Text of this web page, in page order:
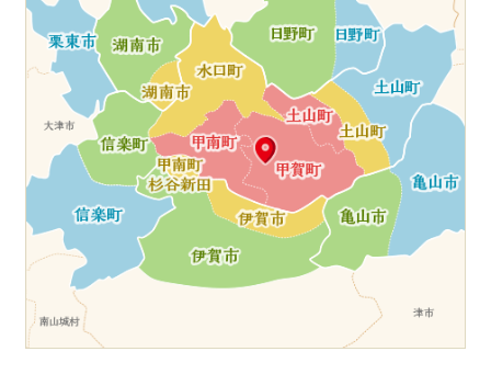
サイトマップ
ログイン・マイページ
特定商取引法に基づく表記